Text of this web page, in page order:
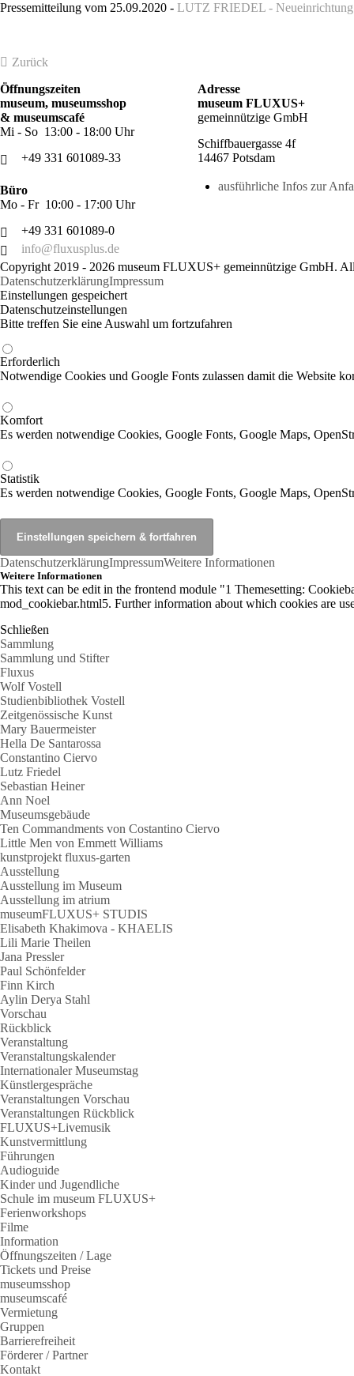
Pressemitteilung vom 25.09.2020 - LUTZ FRIEDEL - Neueinrichtung
Zurück
Öffnungszeiten
museum, museumsshop
& museumscafé
Mi - So 13:00 - 18:00 Uhr
+49 331 601089-33
Büro
Mo - Fr 10:00 - 17:00 Uhr
+49 331 601089-0
info@fluxusplus.de
Adresse
museum FLUXUS+
gemeinnützige GmbH
Schiffbauergasse 4f
14467 Potsdam
ausführliche Infos zur
Copyright 2019 - 2026 museum FLUXUS+ gemeinnützige GmbH.
DatenschutzerklärungImpressum
Einstellungen gespeichert
Datenschutzeinstellungen
Bitte treffen Sie eine Auswahl um fortzufahren
Erforderlich
Notwendige Cookies und Google Fonts zulassen damit die Website
Komfort
Es werden notwendige Cookies, Google Fonts, Google Maps,
Statistik
Es werden notwendige Cookies, Google Fonts, Google Maps,
DatenschutzerklärungImpressumWeitere Informationen
Weitere Informationen
This text can be edit in the frontend module "1 Themesetting:
mod_cookiebar.html5. Further information about which cookies are
Schließen
Sammlung
Sammlung und Stifter
Fluxus
Wolf Vostell
Studienbibliothek Vostell
Zeitgenössische Kunst
Mary Bauermeister
Hella De Santarossa
Constantino Ciervo
Lutz Friedel
Sebastian Heiner
Ann Noel
Museumsgebäude
Ten Commandments von Costantino Ciervo
Little Men von Emmett Williams
kunstprojekt fluxus-garten
Ausstellung
Ausstellung im Museum
Ausstellung im atrium
museumFLUXUS+ STUDIS
Elisabeth Khakimova - KHAELIS
Lili Marie Theilen
Jana Pressler
Paul Schönfelder
Finn Kirch
Aylin Derya Stahl
Vorschau
Rückblick
Veranstaltung
Veranstaltungskalender
Internationaler Museumstag
Künstlergespräche
Veranstaltungen Vorschau
Veranstaltungen Rückblick
FLUXUS+Livemusik
Kunstvermittlung
Führungen
Audioguide
Kinder und Jugendliche
Schule im museum FLUXUS+
Ferienworkshops
Filme
Information
Öffnungszeiten / Lage
Tickets und Preise
museumsshop
museumscafé
Vermietung
Gruppen
Barrierefreiheit
Förderer / Partner
Kontakt